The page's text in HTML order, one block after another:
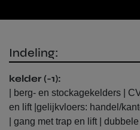
Indeling:
kelder (-1):
| berg- en stockagekelders |
en lift |gelijkvloers: handel/
| gang met trap en lift |